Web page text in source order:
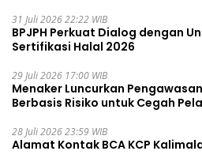
31 Juli 2026 22:22 WIB
BPJPH Perkuat Dialog dengan
Sertifikasi Halal 2026
29 Juli 2026 17:00 WIB
Menaker Luncurkan
Berbasis Risiko untuk Cegah
28 Juli 2026 23:59 WIB
Alamat Kontak BCA KCP